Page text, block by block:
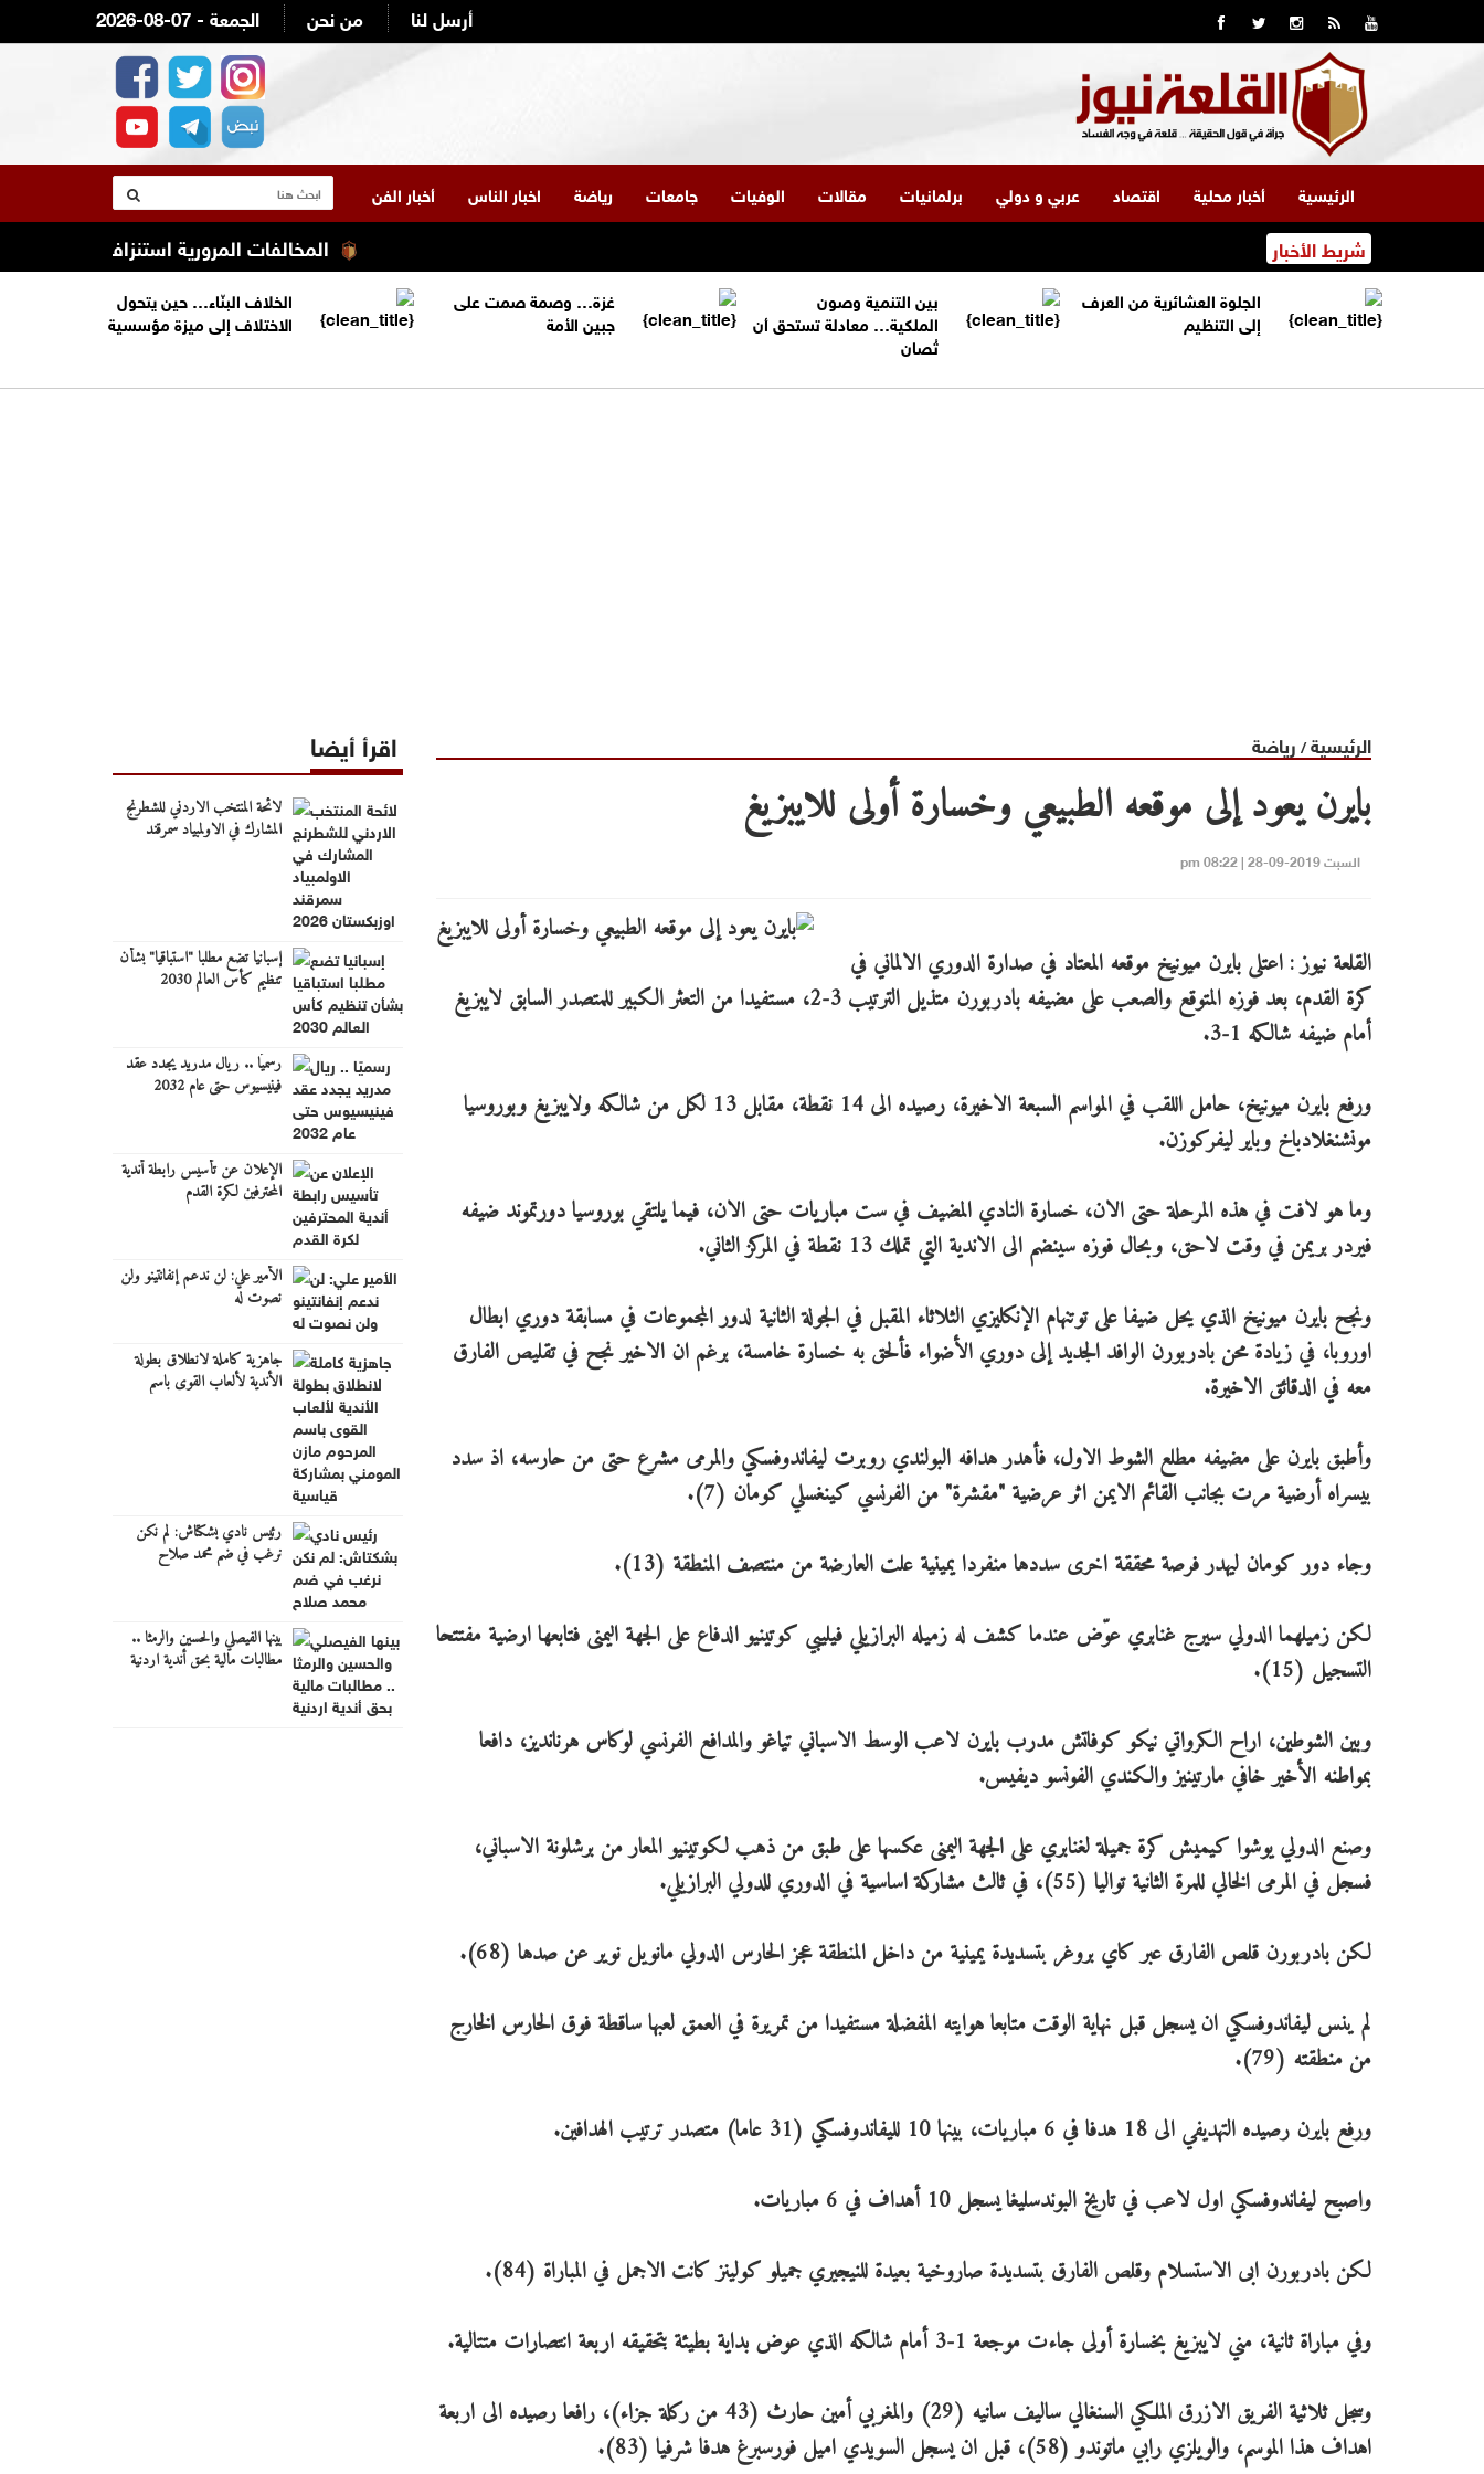
2026-08-07 - الجمعة من نحن أرسل لنا
الرئيسية أخبار محلية اقتصاد عربي و دولي برلمانيات مقالات الوفيات جامعات رياضة اخبار الناس أخبار الفن
شريط الأخبار المخالفات المرورية استنزاف ميزانية أصحاب
الجلوة العشائرية من العرف
إلى التنظيم
بين التنمية وصون
الملكية… معادلة تستحق أن
تُصان
غزة… وصمة صمت على
جبين الأمة
الخلاف البنّاء… حين يتحول
الاختلاف إلى ميزة مؤسسية
الرئيسية/ رياضة
بايرن يعود إلى موقعه الطبيعي وخسارة أولى للايبزيغ
السبت 2019-09-28 | 08:22 pm
القلعة نيوز : اعتلى بايرن ميونيخ موقعه المعتاد في صدارة الدوري الالماني في
كرة القدم، بعد فوزه المتوقع والصعب على مضيفه بادربورن متذيل الترتيب 3-2، مستفيدا من التعثر الكبير للمتصدر السابق لايبزيغ
أمام ضيفه شالكه 1-3.
ورفع بايرن ميونيخ، حامل اللقب في المواسم السبعة الاخيرة، رصيده الى 14 نقطة، مقابل 13 لكل من شالكه ولايبزيغ وبوروسيا
مونشنغلادباخ وباير ليفركوزن.
وما هو لافت في هذه المرحلة حتى الان، خسارة النادي المضيف في ست مباريات حتى الان، فيما يلتقي بوروسيا دورتموند ضيفه
فيردر بريمن في وقت لاحق، وبحال فوزه سينضم الى الاندية التي تملك 13 نقطة في المركز الثاني.
ونجح بايرن ميونيخ الذي يحل ضيفا على توتنهام الإنكليزي الثلاثاء المقبل في الجولة الثانية لدور المجموعات في مسابقة دوري ابطال
اوروبا، في زيادة محن بادربورن الوافد الجديد إلى دوري الأضواء فألحق به خسارة خامسة، برغم ان الاخير نجح في تقليص الفارق
معه في الدقائق الاخيرة.
وأطبق بايرن على مضيفه مطلع الشوط الاول، فأهدر هدافه البولندي روبرت ليفاندوفسكي والمرمى مشرع حتى من حارسه، اذ سدد
بيسراه أرضية مرت بجانب القائم الايمن اثر عرضية "مقشرة" من الفرنسي كينغسلي كومان (7).
وجاء دور كومان ليهدر فرصة محققة اخرى سددها منفردا يمينية علت العارضة من منتصف المنطقة (13).
لكن زميلهما الدولي سيرج غنابري عوّض عندما كشف له زميله البرازيلي فيليبي كوتينيو الدفاع على الجهة اليمنى فتابعها ارضية مفتتحا
التسجيل (15).
وبين الشوطين، اراح الكرواتي نيكو كوفاتش مدرب بايرن لاعب الوسط الاسباني تياغو والمدافع الفرنسي لوكاس هرنانديز، دافعا
بمواطنه الأخير خافي مارتينيز والكندي الفونسو ديفيس.
وصنع الدولي يوشوا كيميش كرة جميلة لغنابري على الجهة اليمنى عكسها على طبق من ذهب لكوتينيو المعار من برشلونة الاسباني،
فسجل في المرمى الخالي للمرة الثانية تواليا (55)، في ثالث مشاركة اساسية في الدوري للدولي البرازيلي.
لكن بادربورن قلص الفارق عبر كاي بروغر بتسديدة يمينية من داخل المنطقة عجز الحارس الدولي مانويل نوير عن صدها (68).
لم ينس ليفاندوفسكي ان يسجل قبل نهاية الوقت متابعا هوايته المفضلة مستفيدا من تمريرة في العمق لعبها ساقطة فوق الحارس الخارج
من منطقته (79).
ورفع بايرن رصيده التهديفي الى 18 هدفا في 6 مباريات، بينها 10 لليفاندوفسكي (31 عاما) متصدر ترتيب الهدافين.
واصبح ليفاندوفسكي اول لاعب في تاريخ البوندسليغا يسجل 10 أهداف في 6 مباريات.
لكن بادربورن ابى الاستسلام وقلص الفارق بتسديدة صاروخية بعيدة للنيجيري جميلو كولينز كانت الاجمل في المباراة (84).
وفي مباراة ثانية، مني لايبزيغ بخسارة أولى جاءت موجعة 1-3 أمام شالكه الذي عوض بداية بطيئة بتحقيقه اربعة انتصارات متتالية.
وسجل ثلاثية الفريق الازرق الملكي السنغالي ساليف سانيه (29) والمغربي أمين حارث (43 من ركلة جزاء)، رافعا رصيده الى اربعة
اهداف هذا الموسم، والويلزي رابي ماتوندو (58)، قبل ان يسجل السويدي اميل فورسبرغ هدفا شرفيا (83).
اقرأ أيضا
لائحة المنتخب الاردني للشطرنج
المشارك في الاولمبياد سمرقند
إسبانيا تضع مطلبا "استباقيا" بشأن
تنظيم كأس العالم 2030
رسميًا .. ريال مدريد يجدد عقد
فينيسيوس حتى عام 2032
الإعلان عن تأسيس رابطة أندية
المحترفين لكرة القدم
الأمير علي: لن ندعم إنفانتينو ولن
نصوت له
جاهزية كاملة لانطلاق بطولة
الأندية لألعاب القوى باسم
رئيس نادي بشكتاش: لم نكن
نرغب في ضم محمد صلاح
بينها الفيصلي والحسين والرمثا ..
مطالبات مالية بحق أندية اردنية